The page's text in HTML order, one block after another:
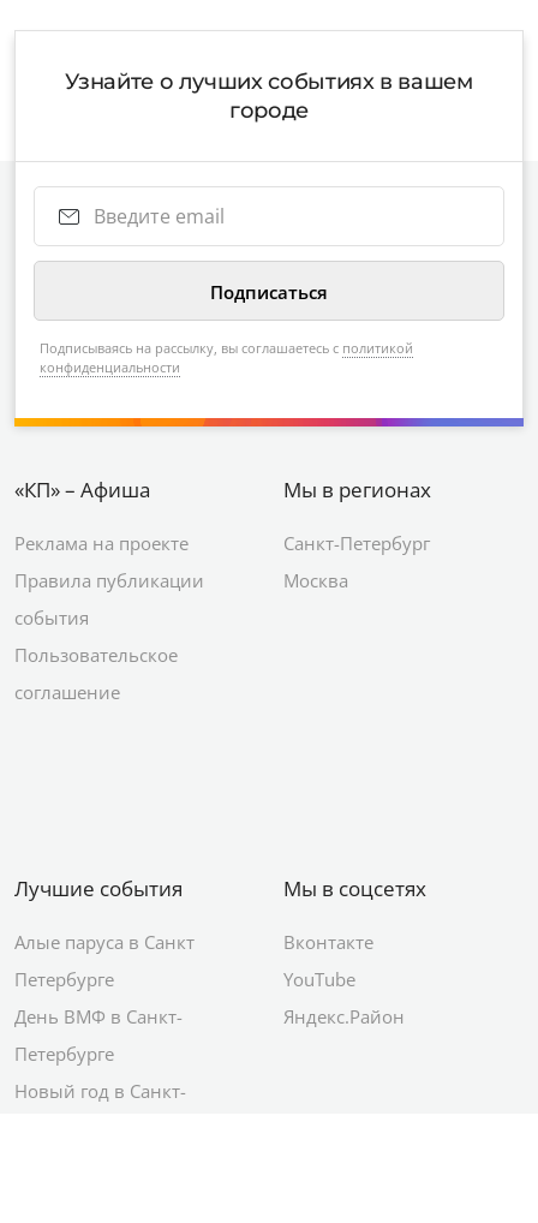
Узнайте о лучших событиях в вашем
городе
Подписываясь на рассылку, вы соглашаетесь с политикой
конфиденциальности
«КП» – Афиша
Реклама на проекте
Правила публикации
события
Пользовательское
соглашение
Мы в регионах
Санкт-Петербург
Москва
Лучшие события
Алые паруса в Санкт
Петербурге
День ВМФ в Санкт-
Петербурге
Новый год в Санкт-
Мы в соцсетях
Вконтакте
YouTube
Яндекс.Район